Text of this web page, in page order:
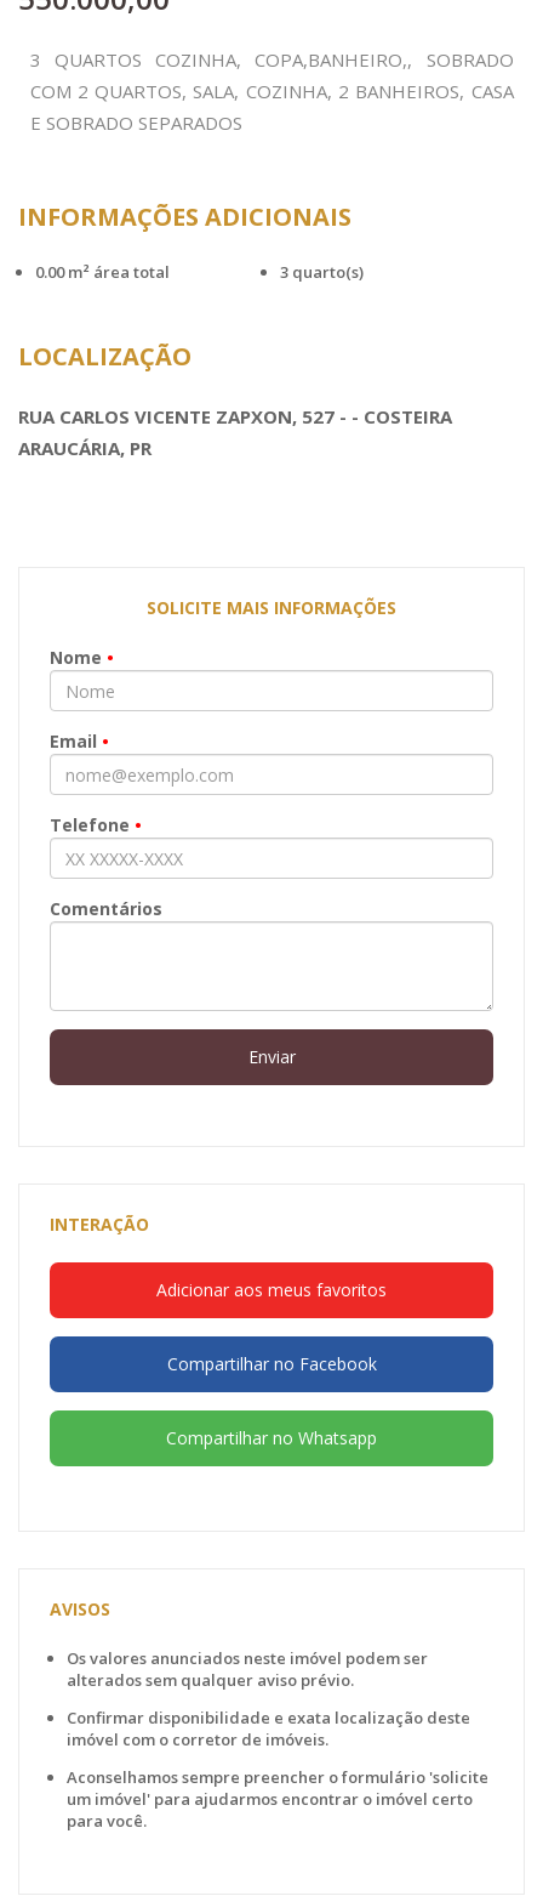
3 QUARTOS COZINHA, COPA,BANHEIRO,, SOBRADO
COM 2 QUARTOS, SALA, COZINHA, 2 BANHEIROS, CASA
E SOBRADO SEPARADOS
INFORMAÇÕES ADICIONAIS
0.00 m² área total 3 quarto(s)
LOCALIZAÇÃO
RUA CARLOS VICENTE ZAPXON, 527 - - COSTEIRA
ARAUCÁRIA, PR
SOLICITE MAIS INFORMAÇÕES
Nome •
Email •
Telefone •
Comentários
Enviar
INTERAÇÃO
Adicionar aos meus favoritos
Compartilhar no Facebook
Compartilhar no Whatsapp
AVISOS
Os valores anunciados neste imóvel podem ser
alterados sem qualquer aviso prévio.
Confirmar disponibilidade e exata localização deste
imóvel com o corretor de imóveis.
Aconselhamos sempre preencher o formulário 'solicite
um imóvel' para ajudarmos encontrar o imóvel certo
para você.